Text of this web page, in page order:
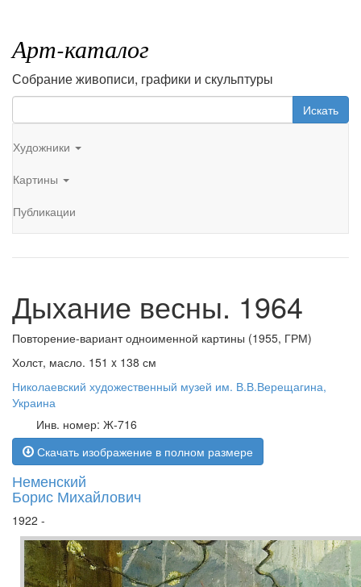
Арт-каталог
Собрание живописи, графики и скульптуры
Искать
Художники
Картины
Публикации
Дыхание весны. 1964
Повторение-вариант одноименной картины (1955, ГРМ)
Холст, масло. 151 x 138 см
Николаевский художественный музей им. В.В.Верещагина,
Украина
Инв. номер: Ж-716
Скачать изображение в полном размере
Неменский
Борис Михайлович
1922 -